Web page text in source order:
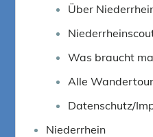
Über
Was braucht
Alle
Datenschutz/
Niederrhein